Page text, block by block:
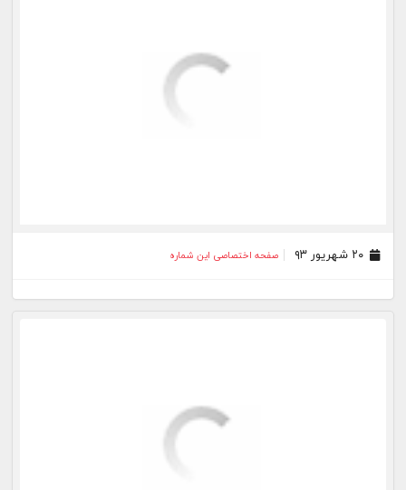
۲۰ شهریور ۹۳ صفحه اختصاصی این شماره